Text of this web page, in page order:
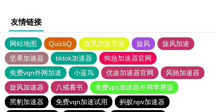
友情链接
网站地图 QuickQ 旋风加速度器 旋风
旋风加速
坚果加速器
tiktok加速器
狗急加速器官网
免费vqn外网加速
小蓝鸟 优途加速器官网
风驰加速器
旋风加速器
八戒看书
免费vps加速器外网苹果版
黑豹加速器
免费vqn加速试用
蚂蚁npv加速器